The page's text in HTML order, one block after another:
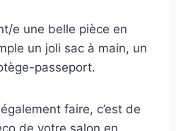
e une belle pièce en
un joli sac à main, un
passeport.
faire, c’est de